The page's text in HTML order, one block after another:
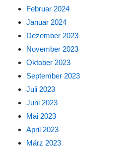
Februar 2024
Januar 2024
Dezember 2023
November 2023
Oktober 2023
September 2023
Juli 2023
Juni 2023
Mai 2023
April 2023
März 2023